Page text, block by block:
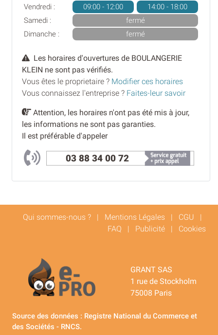
Vendredi :
09:00 - 12:00
14:00 - 18:00
Samedi :
fermé
Dimanche :
fermé
Les horaires d'ouvertures de BOULANGERIE
KLEIN ne sont pas vérifiés.
Vous êtes le proprietaire ? Modifier ces horaires
Vous connaissez l'entreprise ? Faites-leur savoir
Attention, les horaires n'ont pas été mis à jour,
les informations ne sont pas garanties.
Il est préférable d'appeler
03 88 34 00 72
Qui sommes-nous ? | Mentions Légales | CGU |
FAQ | Publicité | Cookies
GRANT SAS
1 rue de Stockholm
75008 Paris
Source des données : Registre National du Commerce et
des Sociétés - RNCS.